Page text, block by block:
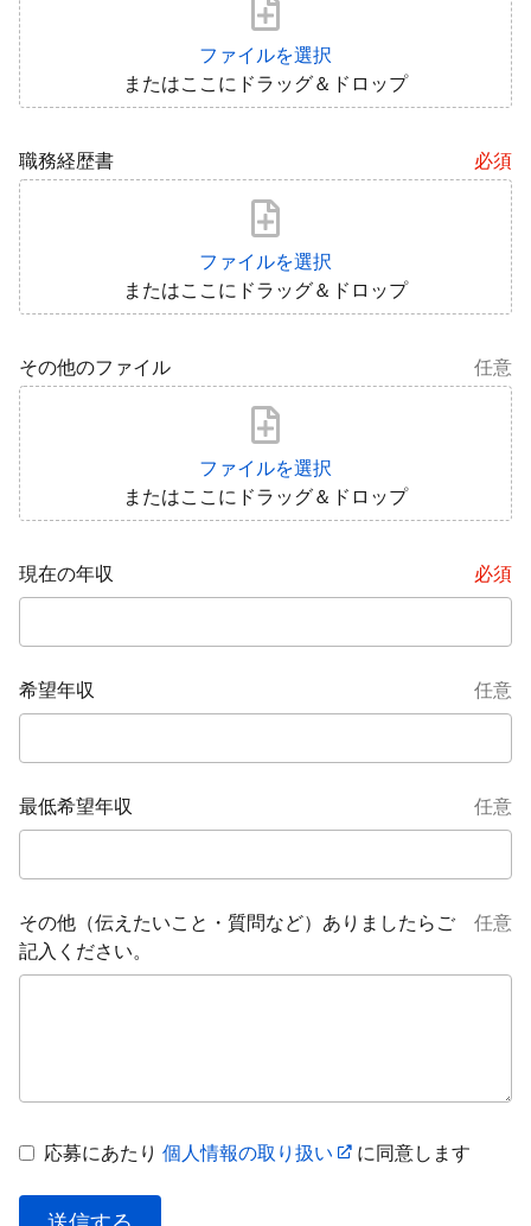
ファイルを選択
またはここにドラッグ＆ドロップ
職務経歴書 必須
ファイルを選択
またはここにドラッグ＆ドロップ
その他のファイル 任意
ファイルを選択
またはここにドラッグ＆ドロップ
現在の年収 必須
希望年収 任意
最低希望年収 任意
その他（伝えたいこと・質問など）ありましたらご
記入ください。
任意
応募にあたり 個人情報の取り扱い に同意します